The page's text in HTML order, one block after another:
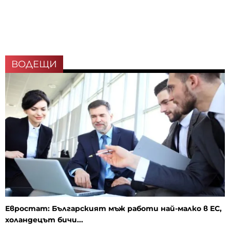
ВОДЕЩИ
Евростат: Българският мъж работи най-малко в ЕС,
холандецът бичи...